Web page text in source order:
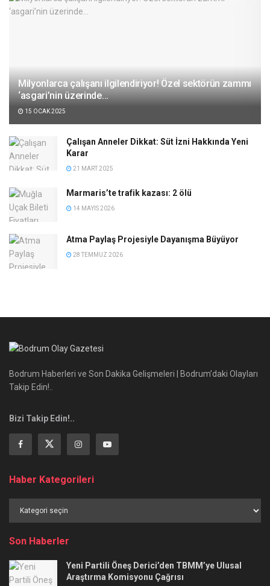
Milyonlarca çalışanı ilgilendiriyor! Özel sektörün zammı
‘asgari’nin üzerinde…
15 OCAK 2025
Çalışan Anneler Dikkat: Süt İzni Hakkında Yeni
Karar
21 MART 2025
Marmaris’te trafik kazası: 2 ölü
14 MAYIS 2026
Atma Paylaş Projesiyle Dayanışma Büyüyor
28 TEMMUZ 2026
Bodrum Haberleri ve Son Dakika Gelişmeleri | Bodrum’daki Olayları
Takip Edin!..
Bizi Takip Edin!..
Haber Kategorileri
Kategorileri
Son Haberler
Yeni Partili Öneş Derici’den TBMM’ye Ulusal
Araştırma Komisyonu Çağrısı